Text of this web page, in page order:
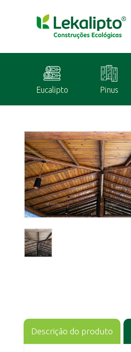
Eucalipto Pinus
Descrição do produto